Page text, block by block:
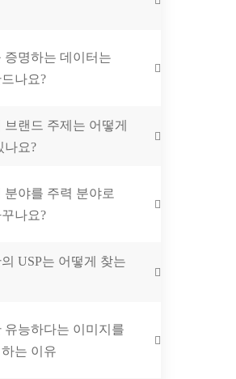
증명하는 데이터는
나요?
브랜드 주제는 어떻게
나요?
분야를 주력 분야로
나요?
USP는 어떻게 찾는
유능하다는 이미지를
는 이유